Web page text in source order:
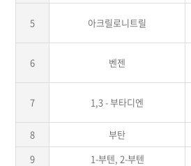
5 아크릴로니트릴
6 벤젠
7 1,3 - 부타디엔
8 부탄
9
1-부텐, 2-부텐